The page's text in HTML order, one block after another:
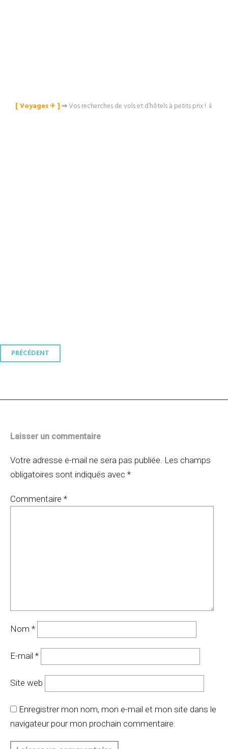
[ Voyages ✈︎ ]⇒Vos recherches de vols et d’hôtels à petits prix ! ⇓
Navigation
PRÉCÉDENT
Laisser un commentaire
Votre adresse e-mail ne sera pas publiée. Les champs
obligatoires sont indiqués avec *
Commentaire *
Nom *
E-mail *
Site web
Enregistrer mon nom, mon e-mail et mon site dans le
navigateur pour mon prochain commentaire.